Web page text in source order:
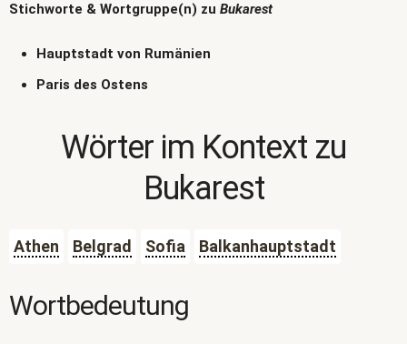
Stichworte & Wortgruppe(n) zu Bukarest
Hauptstadt von Rumänien
Paris des Ostens
Wörter im Kontext zu
Bukarest
Athen Belgrad Sofia Balkanhauptstadt
Wortbedeutung